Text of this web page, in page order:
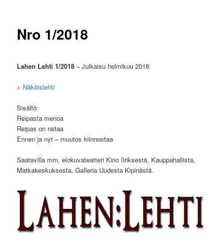
Nro 1/2018
Lahen Lehti 1/2018– Julkaisu helmikuu 2018
> Näköislehti
Sisältö:
Reipasta menoa
Reipas on raitaa
Ennen ja nyt – muutos kiinnostaa
Saatavilla mm. elokuvateatteri Kino Iiriksestä, Kauppahallista,
Matkakeskuksesta, Galleria Uudesta Kipinästä.